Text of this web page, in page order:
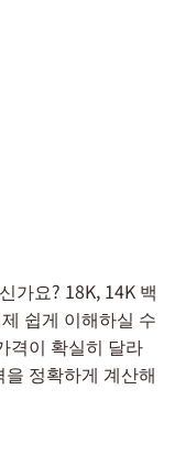
가요? 18K, 14K 백
쉽게 이해하실 수
격이 확실히 달라
정확하게 계산해